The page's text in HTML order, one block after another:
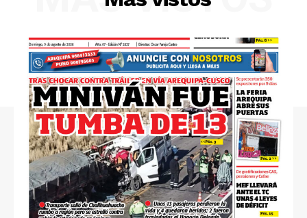
Diario los Andes
Nosotros
Contacto
Prensa